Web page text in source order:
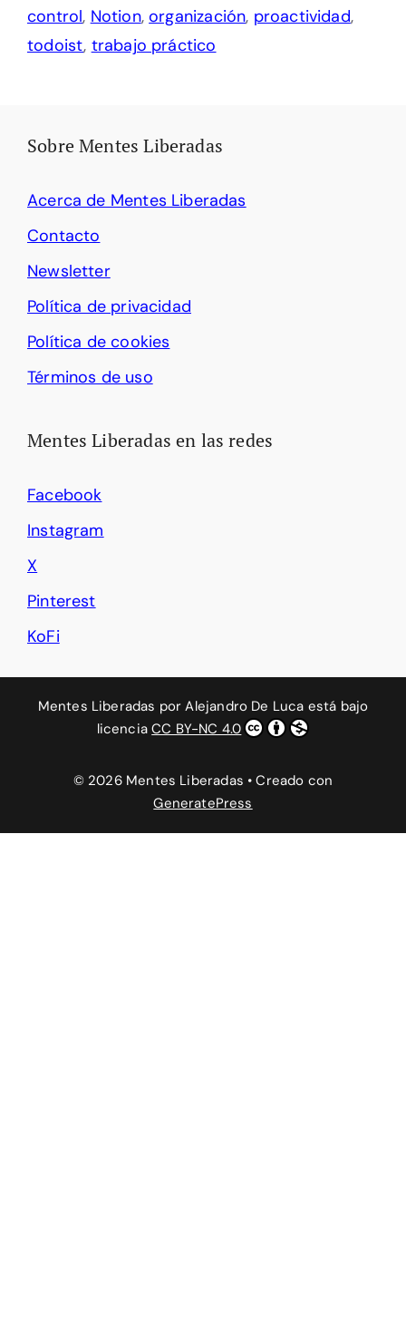
control, Notion,organización, proactividad,
todoist, trabajo práctico
Sobre Mentes Liberadas
Acerca de Mentes Liberadas
Contacto
Newsletter
Política de privacidad
Política de cookies
Términos de uso
Mentes Liberadas en las redes
Facebook
Instagram
X
Pinterest
KoFi
Mentes Liberadas porAlejandro De Luca está bajo
licenciaCC BY-NC 4.0
© 2026 Mentes Liberadas • Creado con
GeneratePress